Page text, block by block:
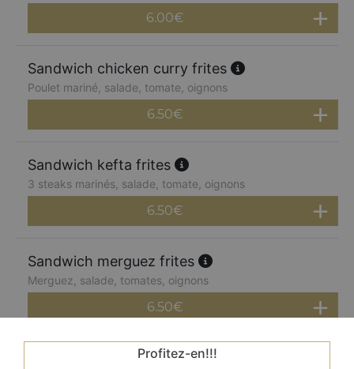
6.00€
Sandwich chicken curry frites
Poulet mariné, salade, tomate, oignons
6.50€
Sandwich kefta frites
3 steaks marinés, salade, tomate, oignons
6.50€
Sandwich merguez frites
Merguez, salade, tomates, oignons
6.50€
Sandwich végétarienProfitez-en!!!